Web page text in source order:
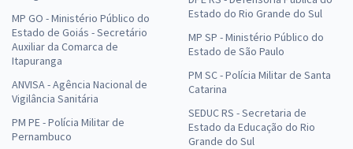
MP GO - Ministério Público do
Estado de Goiás - Secretário
Auxiliar da Comarca de
Itapuranga
ANVISA - Agência Nacional de
Vigilância Sanitária
PM PE - Polícia Militar de
Pernambuco
Estado do Rio Grande do Sul
MP SP - Ministério Público do
Estado de São Paulo
PM SC - Polícia Militar de Santa
Catarina
SEDUC RS - Secretaria de
Estado da Educação do Rio
Grande do Sul